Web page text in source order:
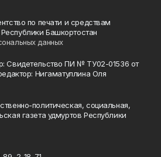
по печати и средствам
Башкортостан
данных
Свидетельство ПИ № ТУ02-01536 от
Нигаматуллина Оля
политическая, социальная,
газета удмуртов Республики